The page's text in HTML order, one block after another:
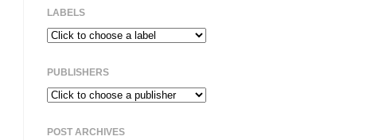
LABELS
PUBLISHERS
POST ARCHIVES